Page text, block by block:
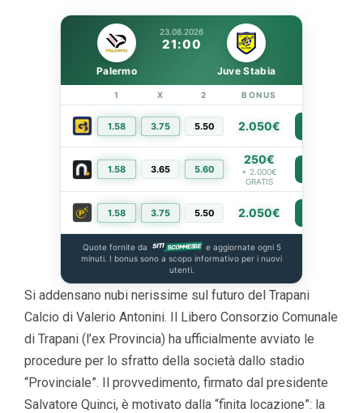
23.08.2026
21:00
Palermo Juve Stabia
1 X 2 BONUS
1.58 3.75 5.50 2.050€
1.58 3.65 5.60
250€
+ 2.000€
GRATIS
1.58 3.75 5.50 2.050€
Quote fornite da
e aggiornate ogni 5
minuti. I bonus sono a scopo informativo per i nuovi
utenti.
Si addensano nubi nerissime sul futuro del Trapani
Calcio di Valerio Antonini. Il Libero Consorzio Comunale
di Trapani (l’ex Provincia) ha ufficialmente avviato le
procedure per lo sfratto della società dallo stadio
“Provinciale”. Il provvedimento, firmato dal presidente
Salvatore Quinci, è motivato dalla “finita locazione”: la